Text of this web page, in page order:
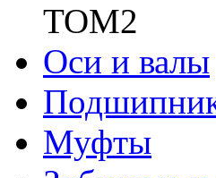
ТОМ2
Оси и валы
Муфты